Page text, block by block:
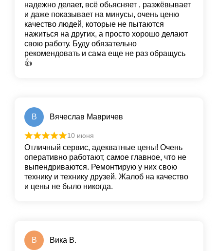
надежно делает, всё обьясняет , разжёвывает
и даже показывает на минусы, очень ценю
качество людей, которые не пытаются
нажиться на других, а просто хорошо делают
свою работу. Буду обязательно
рекомендовать и сама еще не раз обращусь
👍
В Вячеслав Мавричев
10 июня
Отличный сервис, адекватные цены! Очень
оперативно работают, самое главное, что не
выпендриваются. Ремонтирую у них свою
технику и технику друзей. Жалоб на качество
и цены не было никогда.
В Вика В.